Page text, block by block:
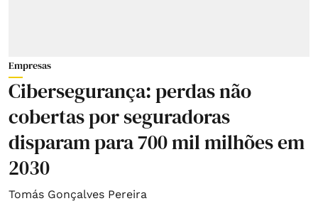
Empresas
Cibersegurança: perdas não
cobertas por seguradoras
disparam para 700 mil milhões em
2030
Tomás Gonçalves Pereira